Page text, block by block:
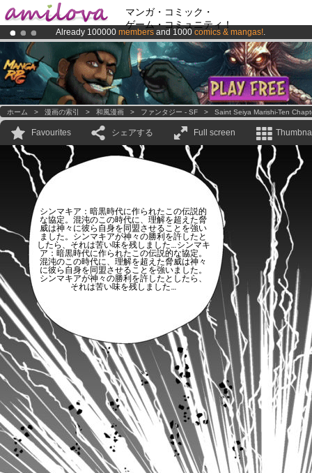
マンガ・コミック・
ゲーム・コミュニティ！
Already 100000 members and 1000 comics & mangas!.
Premium membership from3.95 eurosper month !Get membership
AmilovaKickstarter is now LIVE!.
ホーム > 漫画の索引 > 和風漫画 > ファンタジー - SF > Saint Seiya Marishi-Ten
Favourites シェアする Full screen
シンマキア：暗黒時代に作られたこの伝説的
な協定。混沌のこの時代に、理解を超えた脅
威は神々に彼ら自身を同盟させることを強い
ました。シンマキアが神々の勝利を許したと
したら、それは苦い味を残しました…シンマキ
ア：暗黒時代に作られたこの伝説的な協定。
混沌のこの時代に、理解を超えた脅威は神々
に彼ら自身を同盟させることを強いました。
シンマキアが神々の勝利を許したとしたら、
それは苦い味を残しました…